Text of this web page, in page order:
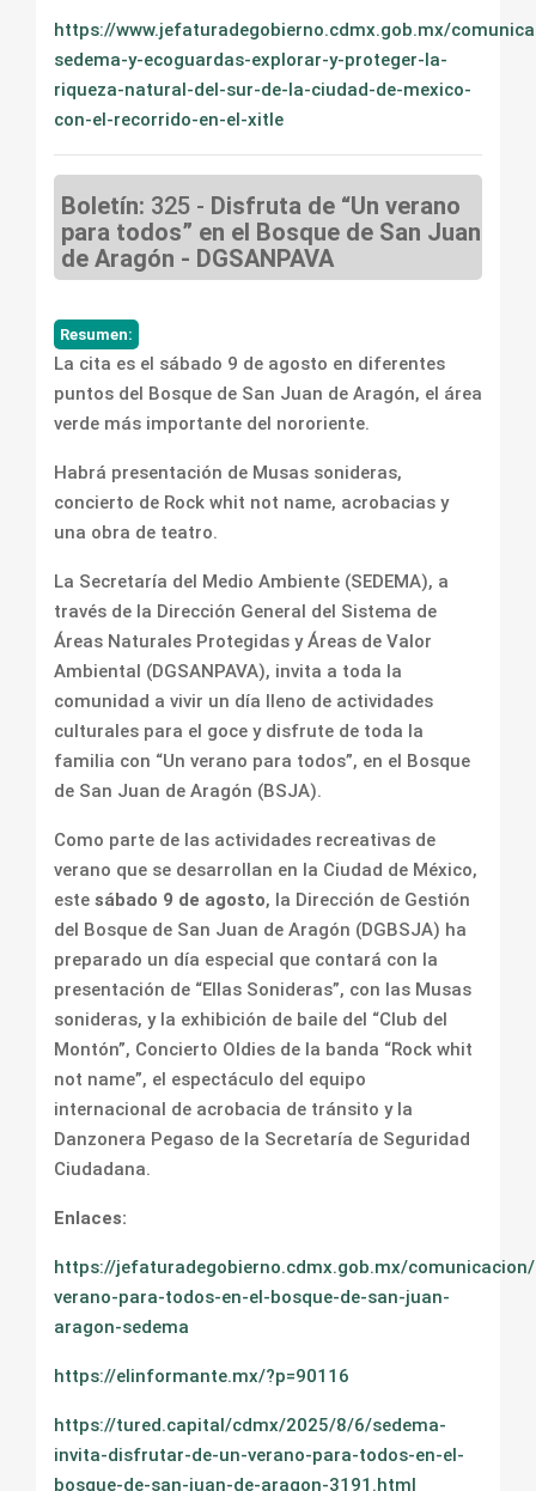
https://www.jefaturadegobierno.cdmx.gob.mx/
sedema-y-ecoguardas-explorar-y-proteger-la-
riqueza-natural-del-sur-de-la-ciudad-de-mexico-
con-el-recorrido-en-el-xitle
Boletín: 325 - Disfruta de “Un verano
para todos” en el Bosque de San Juan
de Aragón - DGSANPAVA
Resumen:
La cita es el sábado 9 de agosto en diferentes
puntos del Bosque de San Juan de Aragón, el área
verde más importante del nororiente.
Habrá presentación de Musas sonideras,
concierto de Rock whit not name, acrobacias y
una obra de teatro.
La Secretaría del Medio Ambiente (SEDEMA), a
través de la Dirección General del Sistema de
Áreas Naturales Protegidas y Áreas de Valor
Ambiental (DGSANPAVA), invita a toda la
comunidad a vivir un día lleno de actividades
culturales para el goce y disfrute de toda la
familia con “Un verano para todos”, en el Bosque
de San Juan de Aragón (BSJA).
Como parte de las actividades recreativas de
verano que se desarrollan en la Ciudad de México,
este sábado 9 de agosto, la Dirección de Gestión
del Bosque de San Juan de Aragón (DGBSJA) ha
preparado un día especial que contará con la
presentación de “Ellas Sonideras”, con las Musas
sonideras, y la exhibición de baile del “Club del
Montón”, Concierto Oldies de la banda “Rock whit
not name”, el espectáculo del equipo
internacional de acrobacia de tránsito y la
Danzonera Pegaso de la Secretaría de Seguridad
Ciudadana.
Enlaces:
https://jefaturadegobierno.cdmx.gob.mx/
verano-para-todos-en-el-bosque-de-san-juan-
aragon-sedema
https://elinformante.mx/?p=90116
https://tured.capital/cdmx/2025/8/6/sedema-
invita-disfrutar-de-un-verano-para-todos-en-el-
bosque-de-san-juan-de-aragon-3191.html